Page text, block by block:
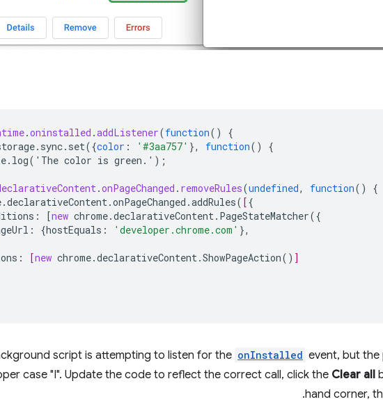
.oninstalled .addListener(function()
{
color : '#3aa757' }, function()
{
color is green.') ;
.onPageChanged . removeRules(undefined, function()
{
[{
: [new chrome.declarativeContent.PageStateMatcher({
: {hostEquals : 'developer.chrome.com' },
: [new chrome.declarativeContent.ShowPageAction() ]
script is attempting to listen for the onInstalled event, but the
case "I". Update the code to reflect the correct call, click the Clear all
hand corner,